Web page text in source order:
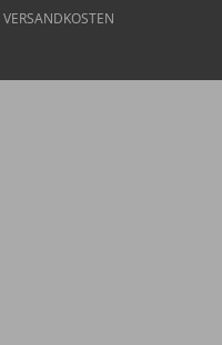
VERSANDKOSTEN